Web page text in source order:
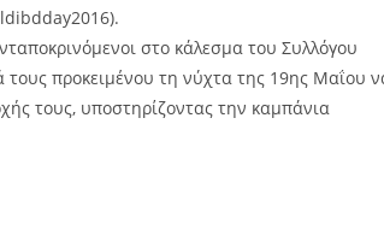
στο κάλεσμα του Συλλόγου
προκειμένου τη νύχτα της 19ης Μαΐου
τους, υποστηρίζοντας την καμπάνια